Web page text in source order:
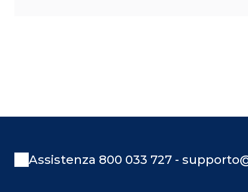
Assistenza 800 033 727 -